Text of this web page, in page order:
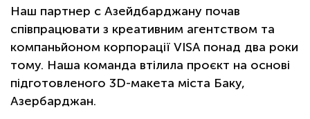
Наш партнер с Aзейдбарджану почав
cпівпрацювати з креативним агентством та
компаньйоном корпорації VISA понад два роки
тому. Наша команда втілила проєкт на основі
підготовленого 3D-макета міста Баку,
Азербарджан.